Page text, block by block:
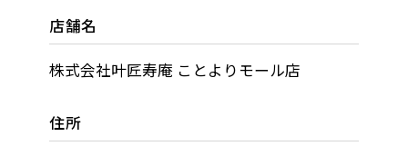
店舗名
株式会社叶匠寿庵 ことよりモール店
住所